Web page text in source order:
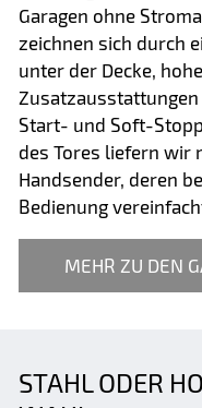
Garagen ohne
zeichnen sich durch
unter der Decke,
Start- und Soft-
des Tores liefern wir
Handsender, deren
Bedienung
MEHR ZU DEN
STAHL ODER